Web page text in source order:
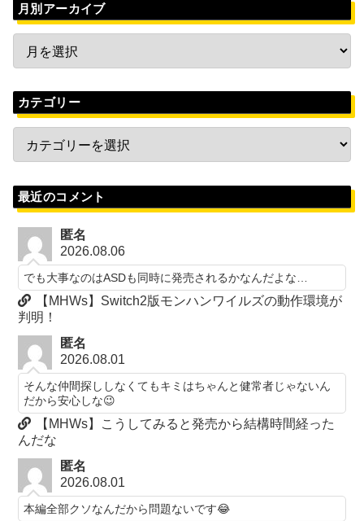
月別アーカイブ
カテゴリー
最近のコメント
匿名
2026.08.06
でも大事なのはASDも同時に発売されるかなんだよな…
【MHWs】Switch2版モンハンワイルズの動作環境が
判明！
匿名
2026.08.01
そんな仲間探ししなくてもキミはちゃんと健常者じゃないん
だから安心しな😉
【MHWs】こうしてみると発売から結構時間経った
んだな
匿名
2026.08.01
本編全部クソなんだから問題ないです😂